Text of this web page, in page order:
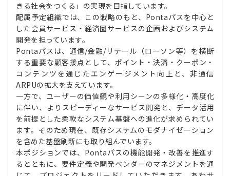
きる社会をつくる」の実現を目指しています。
配属予定組織では、この戦略のもと、Pontaパスを中心と
した会員サービス・経済圏サービスの企画およびシステム
開発を担っています。
Pontaパスは、通信/金融/リテール（ローソン等）を横断
する重要な顧客接点として、ポイント・決済・クーポン・
コンテンツを通じたエンゲージメント向上と、非通信
ARPUの拡大を支えています。
一方で、ユーザーの価値観や利用シーンの多様化・高度化
に伴い、よりスピーディーなサービス開発と、データ活用
を前提とした柔軟なシステム基盤への進化が求められてい
ます。そのため現在、既存システムのモダナイゼーション
を含めた基盤刷新にも取り組んでいます。
本ポジションでは、Pontaパスの機能開発・改善を推進す
るとともに、要件定義や開発ベンダーのマネジメントを通